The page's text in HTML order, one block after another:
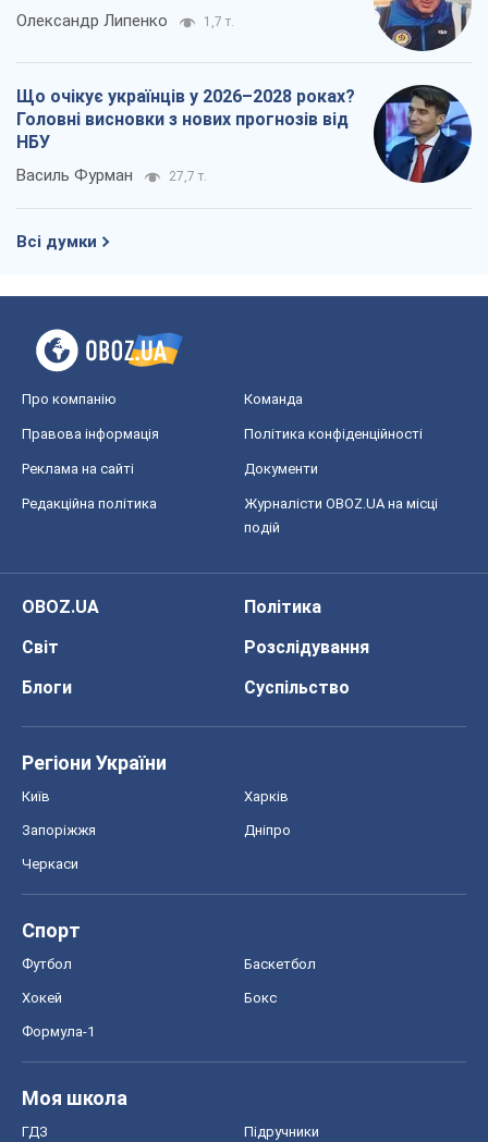
Олександр Липенко 1,7 т.
Що очікує українців у 2026–2028 роках?
Головні висновки з нових прогнозів від
НБУ
Василь Фурман 27,7 т.
Всі думки
Про компанію Команда
Правова інформація Політика конфіденційності
Реклама на сайті Документи
Редакційна політика
Журналісти OBOZ.UA на місці
подій
OBOZ.UA
Політика
Світ
Розслідування
Блоги
Суспільство
Регіони України
Київ Харків
Запоріжжя Дніпро
Черкаси
Спорт
Футбол Баскетбол
Хокей Бокс
Формула-1
Моя школа
ГДЗ Підручники